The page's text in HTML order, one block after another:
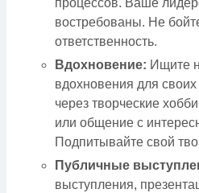
востребованы. Не
ответственность.
Вдохновение: Ищите
вдохновения для
через творческие
или общение с
Подпитывайте свой
Публичные
выступления,